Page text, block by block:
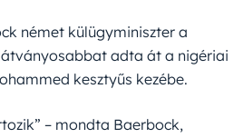
német külügyminiszter a
adta át a nigériai
kesztyűs kezébe.
– mondta Baerbock,